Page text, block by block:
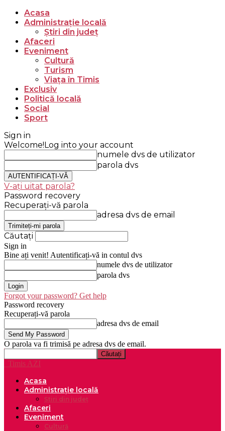
Acasa
Administrație locală
Știri din județ
Afaceri
Eveniment
Cultură
Turism
Viața în Timis
Exclusiv
Politică locală
Social
Sport
Sign in
Welcome!Log into your account
numele dvs de utilizator
parola dvs
V-ați uitat parola?
Password recovery
Recuperați-vă parola
adresa dvs de email
Căutați
Sign in
Bine ați venit! Autentificați-vă in contul dvs
numele dvs de utilizator
parola dvs
Forgot your password? Get help
Password recovery
Recuperați-vă parola
adresa dvs de email
O parola va fi trimisă pe adresa dvs de email.
Timis AZI
Acasa
Administrație locală
Știri din județ
Afaceri
Eveniment
Cultură